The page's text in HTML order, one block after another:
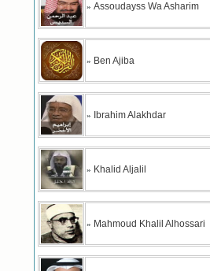
» Assoudayss Wa Asharim
» Ben Ajiba
» Ibrahim Alakhdar
» Khalid Aljalil
» Mahmoud Khalil Alhossari